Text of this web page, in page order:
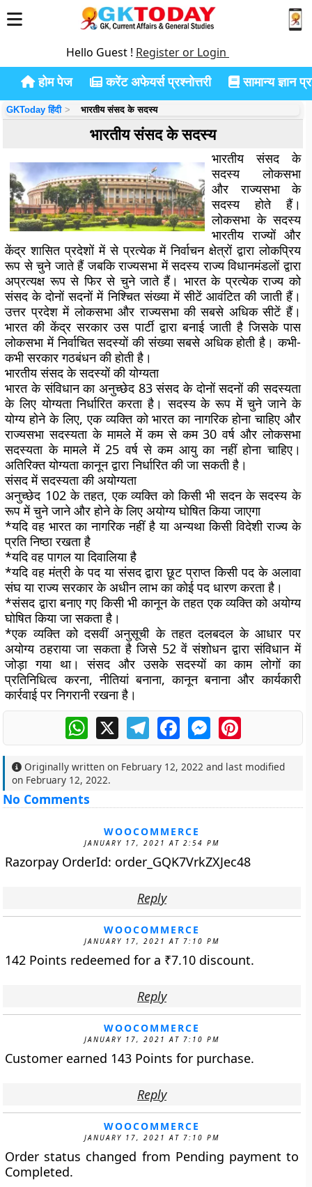
Hello Guest ! Register or Login
होम पेज करेंट अफेयर्स प्रश्नोत्तरी सामान्य ज्ञान
GKToday हिंदी भारतीय संसद के सदस्य
भारतीय संसद के सदस्य
भारतीय संसद के
सदस्य लोकसभा
और राज्यसभा के
सदस्य होते हैं।
लोकसभा के सदस्य
भारतीय राज्यों और
केंद्र शासित प्रदेशों में से प्रत्येक में निर्वाचन क्षेत्रों द्वारा लोकप्रिय
रूप से चुने जाते हैं जबकि राज्यसभा में सदस्य राज्य विधानमंडलों द्वारा
अप्रत्यक्ष रूप से फिर से चुने जाते हैं। भारत के प्रत्येक राज्य को
संसद के दोनों सदनों में निश्चित संख्या में सीटें आवंटित की जाती हैं।
उत्तर प्रदेश में लोकसभा और राज्यसभा की सबसे अधिक सीटें हैं।
भारत की केंद्र सरकार उस पार्टी द्वारा बनाई जाती है जिसके पास
लोकसभा में निर्वाचित सदस्यों की संख्या सबसे अधिक होती है। कभी-
कभी सरकार गठबंधन की होती है।
भारतीय संसद के सदस्यों की योग्यता
भारत के संविधान का अनुच्छेद 83 संसद के दोनों सदनों की सदस्यता
के लिए योग्यता निर्धारित करता है। सदस्य के रूप में चुने जाने के
योग्य होने के लिए, एक व्यक्ति को भारत का नागरिक होना चाहिए और
राज्यसभा सदस्यता के मामले में कम से कम 30 वर्ष और लोकसभा
सदस्यता के मामले में 25 वर्ष से कम आयु का नहीं होना चाहिए।
अतिरिक्त योग्यता कानून द्वारा निर्धारित की जा सकती है।
संसद में सदस्यता की अयोग्यता
अनुच्छेद 102 के तहत, एक व्यक्ति को किसी भी सदन के सदस्य के
रूप में चुने जाने और होने के लिए अयोग्य घोषित किया जाएगा
*यदि वह भारत का नागरिक नहीं है या अन्यथा किसी विदेशी राज्य के
प्रति निष्ठा रखता है
*यदि वह पागल या दिवालिया है
*यदि वह मंत्री के पद या संसद द्वारा छूट प्राप्त किसी पद के अलावा
संघ या राज्य सरकार के अधीन लाभ का कोई पद धारण करता है।
*संसद द्वारा बनाए गए किसी भी कानून के तहत एक व्यक्ति को अयोग्य
घोषित किया जा सकता है।
*एक व्यक्ति को दसवीं अनुसूची के तहत दलबदल के आधार पर
अयोग्य ठहराया जा सकता है जिसे 52 वें संशोधन द्वारा संविधान में
जोड़ा गया था। संसद और उसके सदस्यों का काम लोगों का
प्रतिनिधित्व करना, नीतियां बनाना, कानून बनाना और कार्यकारी
कार्रवाई पर निगरानी रखना है।
WhatsApp
X TelegramFacebookMessengerPinterest
Originally written on February 12, 2022 and last modified
on February 12, 2022.
No Comments
WOOCOMMERCE
JANUARY 17, 2021 AT 2:54 PM
Razorpay OrderId: order_GQK7VrkZXJec48
Reply
WOOCOMMERCE
JANUARY 17, 2021 AT 7:10 PM
142 Points redeemed for a ₹7.10 discount.
Reply
WOOCOMMERCE
JANUARY 17, 2021 AT 7:10 PM
Customer earned 143 Points for purchase.
Reply
WOOCOMMERCE
JANUARY 17, 2021 AT 7:10 PM
Order status changed from Pending payment to
Completed.